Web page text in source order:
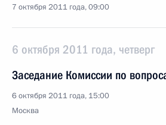
7 октября 2011 года, 09:00
6 октября 2011 года, четверг
Заседание Комиссии по
6 октября 2011 года, 15:00
Москва